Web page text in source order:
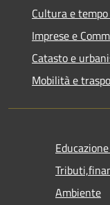
Cultura e
Imprese e
Catasto e
Mobilità e
Ambiente